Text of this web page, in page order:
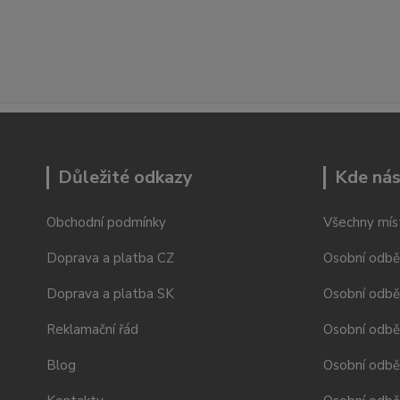
Důležité odkazy
Obchodní podmínky
Doprava a platba CZ
Doprava a platba SK
Reklamační řád
Blog
Kde
Všechny
Osobní
Osobní
Osobní
Osobní